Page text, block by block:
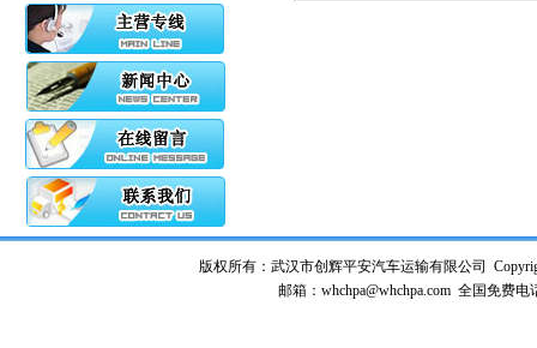
版权所有：武汉市创辉平安汽车运输有限公司
邮箱：whchpa@whchpa.com 全国免费